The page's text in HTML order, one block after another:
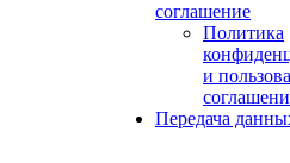
соглашение
Политика
и
Передача